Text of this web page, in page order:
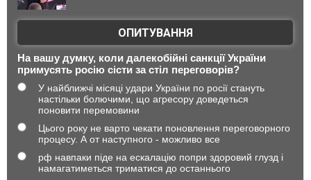
ОПИТУВАННЯ
На вашу думку, коли далекобійні санкції України
примусять росію сісти за стіл переговорів?
У найближчі місяці удари України по росії стануть
настільки болючими, що агресору доведеться
поновити перемовини
Цього року не варто чекати поновлення переговорного
процесу. А от наступного - можливо все
рф навпаки піде на ескалацію попри здоровий глузд і
намагатиметься триматися до останнього